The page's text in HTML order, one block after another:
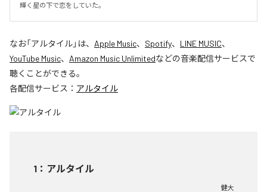
輝く星の下で恋をしていた。
なお「アルタイル」は、 Apple Music、 Spotify、 LINE MUSIC、
YouTube Music、 Amazon Music Unlimitedなどの音楽配信サービスで
聴くことができる。
各配信サービス： アルタイル
1 ： アルタイル
健大